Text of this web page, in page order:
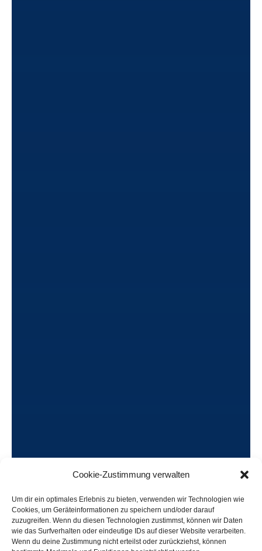
Cookie-Zustimmung verwalten
Um dir ein optimales Erlebnis zu bieten, verwenden wir Technologien wie
Cookies, um Geräteinformationen zu speichern und/oder darauf
zuzugreifen. Wenn du diesen Technologien zustimmst, können wir Daten
wie das Surfverhalten oder eindeutige IDs auf dieser Website verarbeiten.
Wenn du deine Zustimmung nicht erteilst oder zurückziehst, können
Shop streetwear